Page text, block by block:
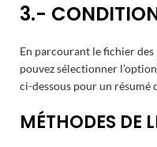
3.-
En parcourant le fichier
pouvez sélectionner
ci-dessous pour un résumé
MÉTHODES DE